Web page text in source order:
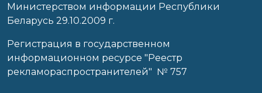
Министерством информации Республики
Беларусь 29.10.2009 г.
Регистрация в государственном
информационном ресурсе "Реестр
рекламораспространителей" № 757